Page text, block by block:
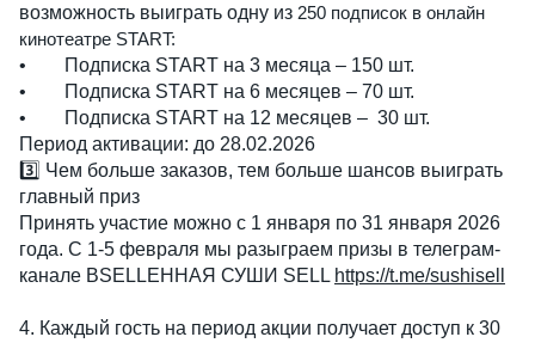
возможность выиграть одну из 250 подписок в онлайн
кинотеатре START:
•
Подписка START на 3 месяца – 150 шт.
•
Подписка START на 6 месяцев – 70 шт.
•
Подписка START на 12 месяцев – 30 шт.
Период активации: до 28.02.2026
3️⃣ Чем больше заказов, тем больше шансов выиграть
главный приз
Принять участие можно с 1 января по 31 января 2026
года. С 1-5 февраля мы разыграем призы в телеграм-
канале ВSELLЕННАЯ СУШИ SELL https://t.me/sushisell
4. Каждый гость на период акции получает доступ к 30